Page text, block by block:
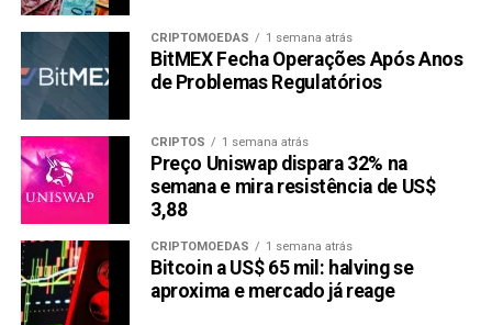
CRIPTOMOEDAS 1 semana atrás
BitMEX Fecha Operações Após Anos
de Problemas Regulatórios
CRIPTOS 1 semana atrás
Preço Uniswap dispara 32% na
semana e mira resistência de US$
3,88
CRIPTOMOEDAS 1 semana atrás
Bitcoin a US$ 65 mil: halving se
aproxima e mercado já reage